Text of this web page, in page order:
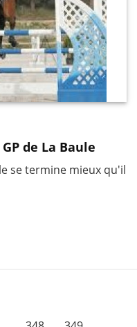
de La Baule
se termine mieux qu'il